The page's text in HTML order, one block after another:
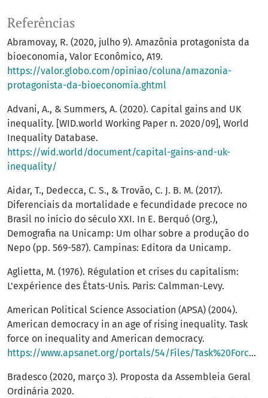
Referências
Abramovay, R. (2020, julho 9). Amazônia protagonista da
bioeconomia, Valor Econômico, A19.
https://valor.globo.com/opiniao/coluna/amazonia-
protagonista-da-bioeconomia.ghtml
Advani, A., & Summers, A. (2020). Capital gains and UK
inequality. [WID.world Working Paper n. 2020/09], World
Inequality Database.
https://wid.world/document/capital-gains-and-uk-
inequality/
Aidar, T., Dedecca, C. S., & Trovão, C. J. B. M. (2017).
Diferenciais da mortalidade e fecundidade precoce no
Brasil no início do século XXI. In E. Berquó (Org.),
Demografia na Unicamp: Um olhar sobre a produção do
Nepo (pp. 569-587). Campinas: Editora da Unicamp.
Aglietta, M. (1976). Régulation et crises du capitalism:
L'expérience des États-Unis. Paris: Calmman-Levy.
American Political Science Association (APSA) (2004).
American democracy in an age of rising inequality. Task
force on inequality and American democracy.
https://www.apsanet.org/portals/54/Files/Task%20Force%20Reports/taskforcereport.pdf
Bradesco (2020, março 3). Proposta da Assembleia Geral
Ordinária 2020.